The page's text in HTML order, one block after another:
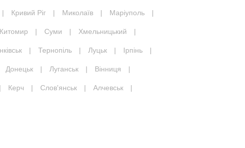
| Кривий Ріг | Миколаїв | Маріуполь |
| Суми | Хмельницький |
| Тернопіль | Луцьк | Ірпінь |
Донецьк | Луганськ | Вінниця |
| Керч | Слов'янськ | Алчевськ |